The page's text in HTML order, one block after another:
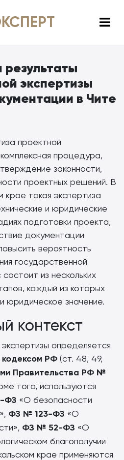
экспертизы
в Чите
проектной
процедура,
законности,
проектных решений. В
крае такая экспертиза
и юридические
подготовки проекта,
документации
вероятность
государственной
из нескольких
каждый из которых
юридическое значение.
контекст
определяется
кодексом РФ (ст. 48, 49,
Правительства РФ №
того, используются
ФЗ «О безопасности
ФЗ № 123-ФЗ «О
ФЗ № 52-ФЗ «О
благополучии
крае применяются